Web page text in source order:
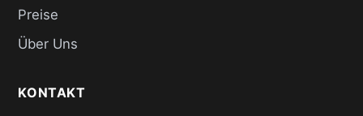
Preise
Über Uns
KONTAKT